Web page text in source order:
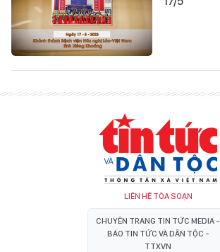
LIÊN HỆ TÒA SOẠN
CHUYÊN TRANG TIN TỨC MEDIA -
BÁO TIN TỨC VÀ DÂN TỘC -
TTXVN